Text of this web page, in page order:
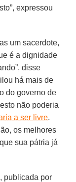
expressou
um sacerdote,
é a dignidade
disse
há mais de
do governo de
não poderia
a ser livre.
os melhores
sua pátria já
, publicada por